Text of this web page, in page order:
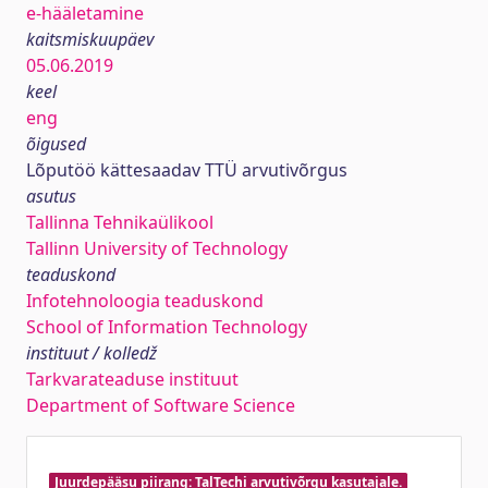
e-hääletamine
kaitsmiskuupäev
05.06.2019
keel
eng
õigused
Lõputöö kättesaadav TTÜ arvutivõrgus
asutus
Tallinna Tehnikaülikool
Tallinn University of Technology
teaduskond
Infotehnoloogia teaduskond
School of Information Technology
instituut / kolledž
Tarkvarateaduse instituut
Department of Software Science
Juurdepääsu piirang: TalTechi arvutivõrgu kasutajale.